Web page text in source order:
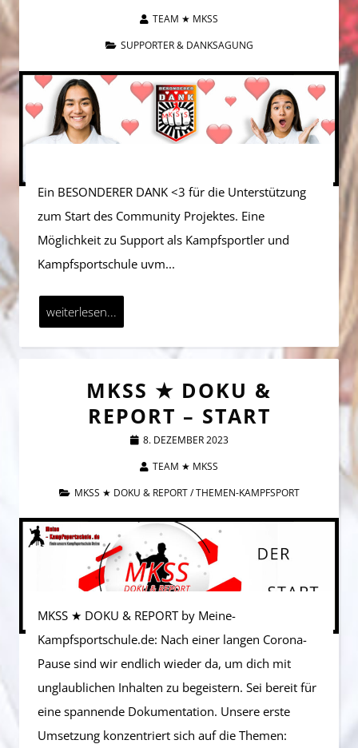
TEAM ★ MKSS
SUPPORTER & DANKSAGUNG
Ein BESONDERER DANK <3 für die Unterstützung
zum Start des Community Projektes. Eine
Möglichkeit zu Support als Kampfsportler und
Kampfsportschule uvm...
weiterlesen...
MKSS ★ DOKU &
REPORT – START
8. DEZEMBER 2023
TEAM ★ MKSS
MKSS ★ DOKU & REPORT/THEMEN-KAMPFSPORT
MKSS ★ DOKU & REPORT by Meine-
Kampfsportschule.de: Nach einer langen Corona-
Pause sind wir endlich wieder da, um dich mit
unglaublichen Inhalten zu begeistern. Sei bereit für
eine spannende Dokumentation. Unsere erste
Umsetzung konzentriert sich auf die Themen: